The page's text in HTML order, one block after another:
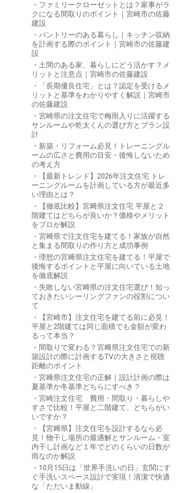
ファミリークローゼットとは？家事がラ
クになる間取りのポイント｜宮崎市の佐藤
建設
パントリーのある暮らし｜キッチン収納
を計画する際のポイント｜宮崎市の佐藤建
設
土間のある家、暮らしにどう活かす？メ
リットと注意点｜宮崎市の佐藤建設
「長期優良住宅」とは？認定を受けるメ
リットと基準をわかりやすく解説｜宮崎市
の佐藤建設
宮崎県の注文住宅で梅雨入りに活躍する
サンルームや乾太くんの選び方とプラン設
計
新築・リフォーム必見！トレーニングル
ームの広さと費用の目安・後悔しないため
の考え方
【最新トレンド】2026年注文住宅 トレ
ーニングルームを計画している方が最近多
い理由とは？
【徹底比較】宮﨑県注文住宅 平屋と２
階建てはどちらが良いか？価格やメリット
をプロが解説
宮﨑県で注文住宅を建てる！家族が自然
と集まる間取りの作り方と成功事例
理想の宮﨑県注文住宅を建てる！平屋で
後悔するポイントと平屋に向いている土地
を徹底解説
失敗しない宮﨑県の注文住宅選び！知っ
ておきたいシーリングファンの役割につい
て
【宮崎市】注文住宅を建てる前に必見！
平屋と2階建ては同じ面積でも金額が変わ
るって本当？
間取りで変わる？宮﨑県注文住宅での新
築設計の際に計画するTVの大きさと視聴
距離のポイント
宮﨑県注文住宅の正解｜設計計画の際は
夏基準か冬基準どちらにすべき？
宮崎注文住宅 費用・間取り・暮らしや
すさで比較！平屋と二階建て、どちらがい
いですか？
【宮﨑県】注文住宅を設計するなら必
見！物干し場所の最適解とサンルーム・室
内干し計画など１年でどのくらいの日数が
雨なのか解説
10月15日は「世界手洗いの日」玄関にす
ぐ手洗いスペース設計で実現！清潔で快適
な「ただいま動線」